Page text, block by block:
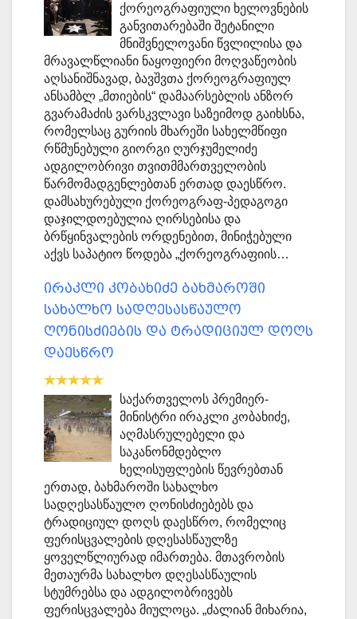
ქორეოგრაფიული ხელოვნების
განვითარებაში შეტანილი
მნიშვნელოვანი წვლილისა და
მრავალწლიანი ნაყოფიერი მოღვაწეობის
აღსანიშნავად, ბავშვთა ქორეოგრაფიულ
ანსამბლ „მთიების“ დამაარსებლის ანზორ
გვარამაძის ვარსკვლავი საზეიმოდ გაიხსნა,
რომელსაც გურიის მხარეში სახელმწიფი
რწმუნებული გიორგი ღურჯუმელიძე
ადგილობრივი თვითმმართველობის
წარმომადგენლებთან ერთად დაესწრო.
დამსახურებული ქორეოგრაფ-პედაგოგი
დაჯილდოებულია ღირსებისა და
ბრწყინვალების ორდენებით, მინიჭებული
აქვს საპატიო წოდება „ქორეოგრაფიის…
ირაკლი კობახიძე ბახმაროში
სახალხო სადღესასწაულო
ღონისძიების და ტრადიციულ დოღს
დაესწრო
საქართველოს პრემიერ-
მინისტრი ირაკლი კობახიძე,
აღმასრულებელი და
საკანონმდებლო
ხელისუფლების წევრებთან
ერთად, ბახმაროში სახალხო
სადღესასწაულო ღონისძიებებს და
ტრადიციულ დოღს დაესწრო, რომელიც
ფერისცვალების დღესასწაულზე
ყოველწლიურად იმართება. მთავრობის
მეთაურმა სახალხო დღესასწაულის
სტუმრებსა და ადგილობრივებს
ფერისცვალება მიულოცა. „ძალიან მიხარია,